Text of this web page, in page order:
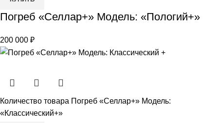
Погреб «Селлар+» Модель: «Пологий+»
200 000 ₽
Количество товара Погреб «Селлар+» Модель:
«Классический+»